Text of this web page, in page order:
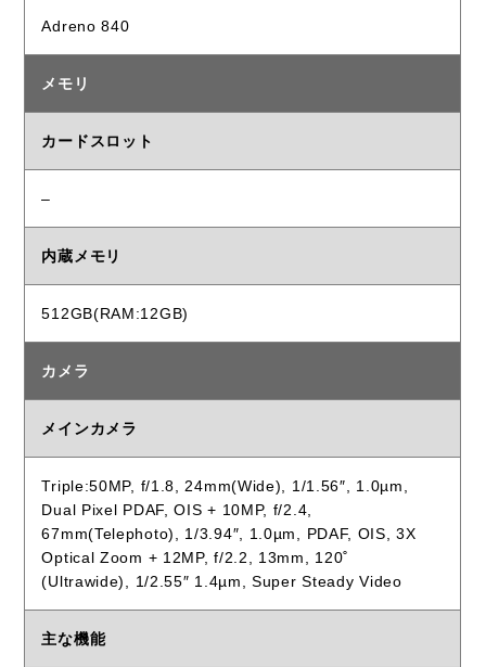
Adreno 840
メモリ
カードスロット
–
内蔵メモリ
512GB(RAM:12GB)
カメラ
メインカメラ
Triple:50MP, f/1.8, 24mm(Wide), 1/1.56″, 1.0µm,
Dual Pixel PDAF, OIS + 10MP, f/2.4,
67mm(Telephoto), 1/3.94″, 1.0µm, PDAF, OIS, 3X
Optical Zoom + 12MP, f/2.2, 13mm, 120˚
(Ultrawide), 1/2.55″ 1.4µm, Super Steady Video
主な機能